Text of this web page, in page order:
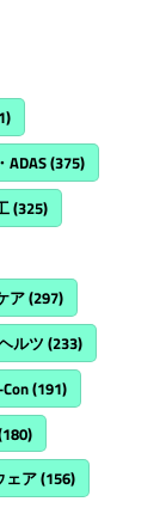
ADAS(375)
(325)
ア(297)
ルツ (233)
(191)
ェア(156)